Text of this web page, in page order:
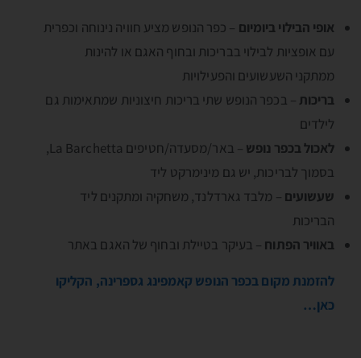
אופי הבילוי ביומיום – כפר הנופש מציע חוויה נינוחה וכפרית
עם אופציות לבילוי בבריכות ובחוף האגם או להינות
ממתקני השעשועים והפעילויות
בריכות – בכפר הנופש שתי בריכות חיצוניות שמתאימות גם
לילדים
לאכול בכפר נופש
– באר/מסעדה/חטיפים La Barchetta,
בסמוך לבריכות, יש גם מינימרקט ליד
שעשועים – מלבד גארדלנד, משחקיה ומתקנים ליד
הבריכות
באוויר הפתוח – בעיקר בטיילת ובחוף של האגם באתר
להזמנת מקום בכפר הנופש קאמפינג גספרינה, הקליקו
כאן…